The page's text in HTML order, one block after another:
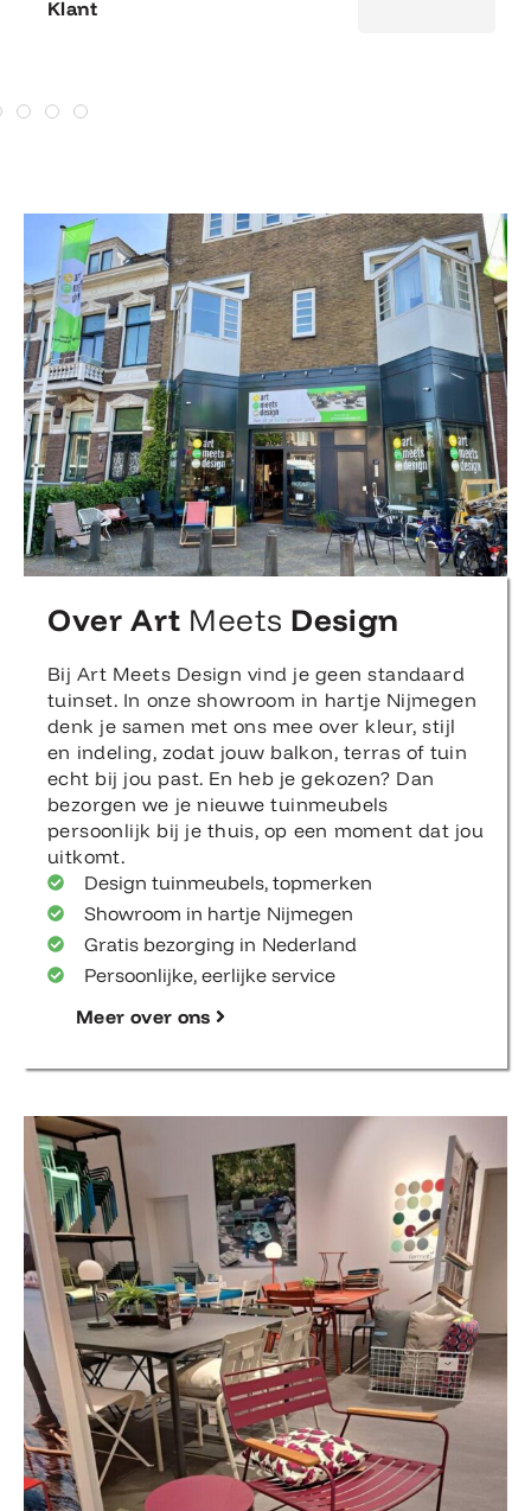
Klant
Over Art Meets Design
Bij Art Meets Design vind je geen standaard
tuinset. In onze showroom in hartje Nijmegen
denk je samen met ons mee over kleur, stijl
en indeling, zodat jouw balkon, terras of tuin
echt bij jou past. En heb je gekozen? Dan
bezorgen we je nieuwe tuinmeubels
persoonlijk bij je thuis, op een moment dat jou
uitkomt.
Design tuinmeubels, topmerken
Showroom in hartje Nijmegen
Gratis bezorging in Nederland
Persoonlijke, eerlijke service
Meer over ons